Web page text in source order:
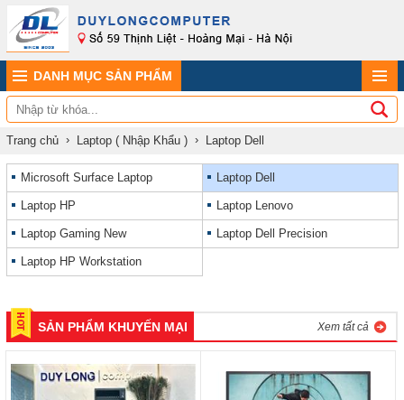
DANH MỤC SẢN PHẨM
Trang chủ Laptop ( Nhập Khẩu ) Laptop Dell
Microsoft Surface Laptop Laptop Dell
Laptop HP Laptop Lenovo
Laptop Gaming New Laptop Dell Precision
Laptop HP Workstation
SẢN PHẨM KHUYẾN MẠI Xem tất cả